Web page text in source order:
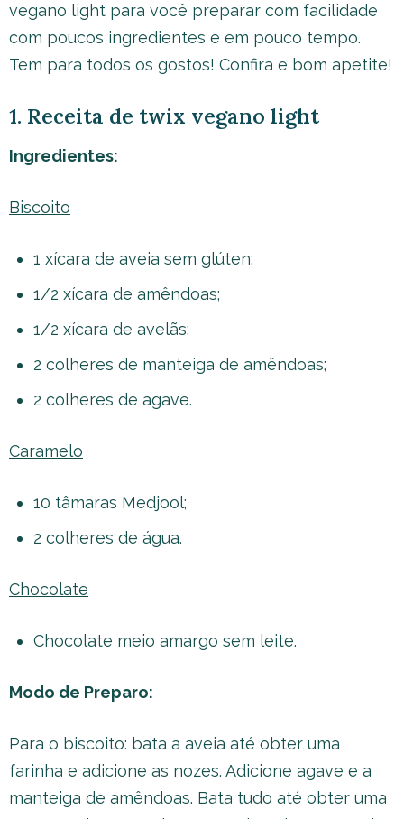
vegano light para você preparar com facilidade
com poucos ingredientes e em pouco tempo.
Tem para todos os gostos! Confira e bom apetite!
1. Receita de twix vegano light
Ingredientes:
Biscoito
1 xícara de aveia sem glúten;
1/2 xícara de amêndoas;
1/2 xícara de avelãs;
2 colheres de manteiga de amêndoas;
2 colheres de agave.
Caramelo
10 tâmaras Medjool;
2 colheres de água.
Chocolate
Chocolate meio amargo sem leite.
Modo de Preparo:
Para o biscoito: bata a aveia até obter uma
farinha e adicione as nozes. Adicione agave e a
manteiga de amêndoas. Bata tudo até obter uma